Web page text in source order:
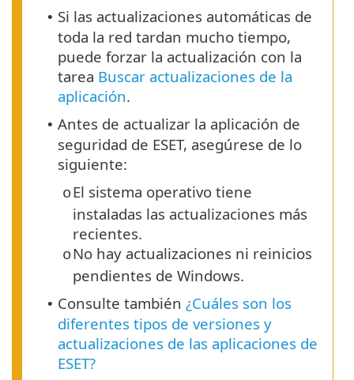
• Si las actualizaciones automáticas de
toda la red tardan mucho tiempo,
puede forzar la actualización con la
tarea Buscar actualizaciones de la
aplicación.
• Antes de actualizar la aplicación de
seguridad de ESET, asegúrese de lo
siguiente:
oEl sistema operativo tiene
instaladas las actualizaciones más
recientes.
oNo hay actualizaciones ni reinicios
pendientes de Windows.
• Consulte también ¿Cuáles son los
diferentes tipos de versiones y
actualizaciones de las aplicaciones de
ESET?